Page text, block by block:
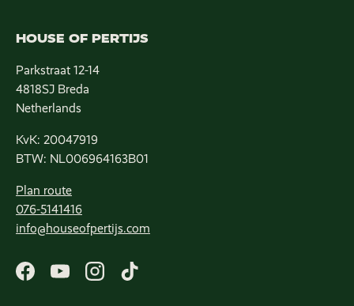
HOUSE OF PERTIJS
Parkstraat 12-14
4818SJ Breda
Netherlands
KvK: 20047919
BTW: NL006964163B01
Plan route
076-5141416
info@houseofpertijs.com
Facebook
YouTubeInstagram
TikTok